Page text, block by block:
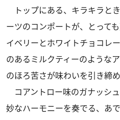
トップにある、キラキラと
ーツのコンポートが、とって
イベリーとホワイトチョコレ
のあるミルクティーのような
のほろ苦さが味わいを引き締め
コアントロー味のガナッシ
妙なハーモニーを奏でる、あ